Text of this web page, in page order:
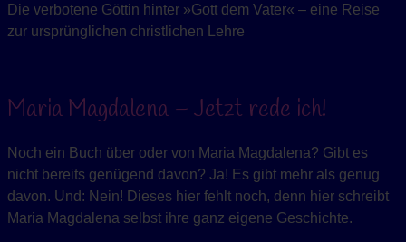
Die verbotene Göttin hinter »Gott dem Vater« – eine Reise
zur ursprünglichen christlichen Lehre
Maria Magdalena – Jetzt rede ich!
Noch ein Buch über oder von Maria Magdalena? Gibt es
nicht bereits genügend davon? Ja! Es gibt mehr als genug
davon. Und: Nein! Dieses hier fehlt noch, denn hier schreibt
Maria Magdalena selbst ihre ganz eigene Geschichte.